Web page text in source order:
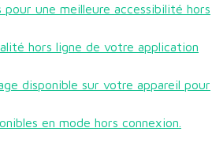
une meilleure accessibilité hors
hors ligne de votre application
disponible sur votre appareil pour
en mode hors connexion.